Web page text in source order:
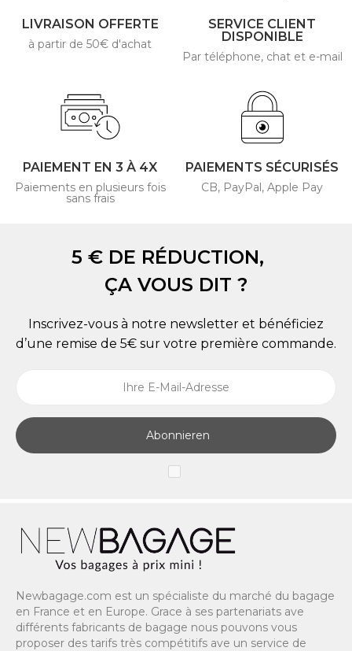
LIVRAISON OFFERTE
à partir de 50€ d'achat
SERVICE CLIENT
DISPONIBLE
Par téléphone, chat et e-mail
PAIEMENT EN 3 À 4X
Paiements en plusieurs fois
sans frais
PAIEMENTS SÉCURISÉS
CB, PayPal, Apple Pay
5 € DE RÉDUCTION,
ÇA VOUS DIT ?
Inscrivez-vous à notre newsletter et bénéficiez
d’une remise de 5€ sur votre première commande.
Abonnieren
Newbagage.com est un spécialiste du marché du bagage
en France et en Europe. Grace à ses partenariats ave
différents fabricants de bagage nous pouvons vous
proposer des tarifs très compétitifs ave un service de